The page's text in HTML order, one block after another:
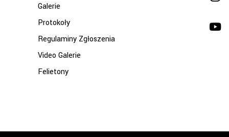
Galerie
Protokoły
Regulaminy Zgłoszenia
Video Galerie
Felietony